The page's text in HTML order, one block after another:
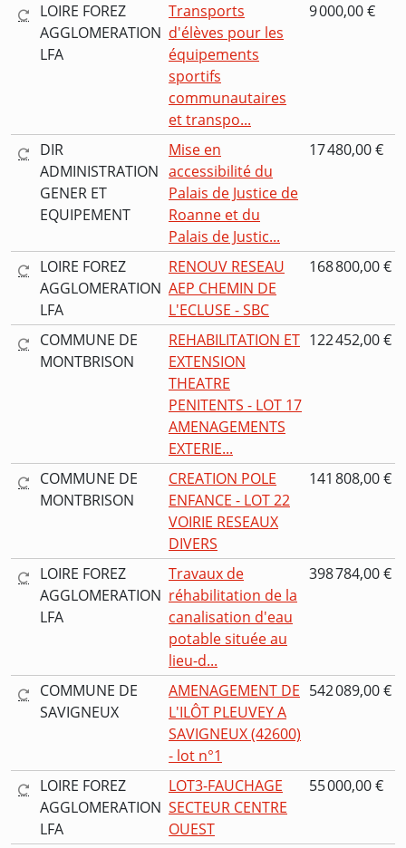
LOIRE FOREZ
AGGLOMERATION
LFA
Transports
d'élèves pour les
équipements
sportifs
communautaires
et transpo...
9 000,00 €
DIR
ADMINISTRATION
GENER ET
EQUIPEMENT
Mise en
accessibilité du
Palais de Justice de
Roanne et du
Palais de Justic...
17 480,00 €
LOIRE FOREZ
AGGLOMERATION
LFA
RENOUV RESEAU
AEP CHEMIN DE
L'ECLUSE - SBC
168 800,00 €
COMMUNE DE
MONTBRISON
REHABILITATION ET
EXTENSION
THEATRE
PENITENTS - LOT 17
AMENAGEMENTS
EXTERIE...
122 452,00 €
COMMUNE DE
MONTBRISON
CREATION POLE
ENFANCE - LOT 22
VOIRIE RESEAUX
DIVERS
141 808,00 €
LOIRE FOREZ
AGGLOMERATION
LFA
Travaux de
réhabilitation de la
canalisation d'eau
potable située au
lieu-d...
398 784,00 €
COMMUNE DE
SAVIGNEUX
AMENAGEMENT DE
L'ILÔT PLEUVEY A
SAVIGNEUX (42600)
- lot n°1
542 089,00 €
LOIRE FOREZ
AGGLOMERATION
LFA
LOT3-FAUCHAGE
SECTEUR CENTRE
OUEST
55 000,00 €